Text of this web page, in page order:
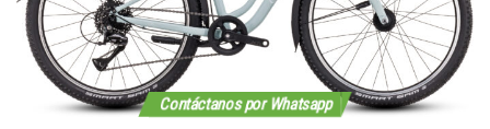
Contáctanos por Whatsapp